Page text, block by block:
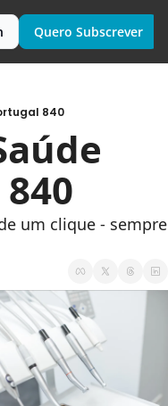
Quero Subscrever
840
um clique - sempre